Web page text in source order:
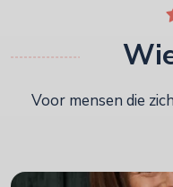
Voor mensen die